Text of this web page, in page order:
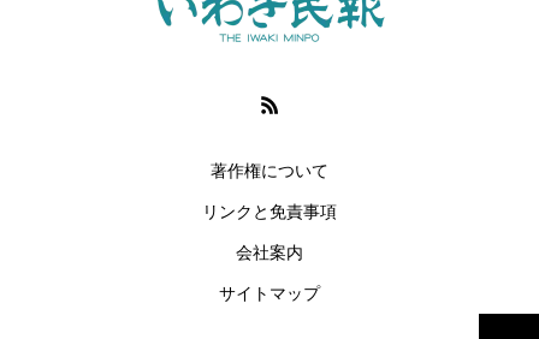
著作権について
リンクと免責事項
会社案内
サイトマップ